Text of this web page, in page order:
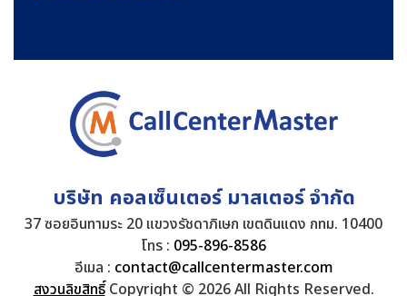
บริษัท คอลเซ็นเตอร์ มาสเตอร์ จำกัด
37 ซอยอินทามระ 20 แขวงรัชดาภิเษก เขตดินแดง กทม. 10400
โทร : 095-896-8586
อีเมล : contact@callcentermaster.com
สงวนลิขสิทธิ์Copyright © 2026 All Rights Reserved.